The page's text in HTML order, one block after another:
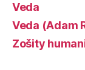
Veda
Veda (Adam
Zošity